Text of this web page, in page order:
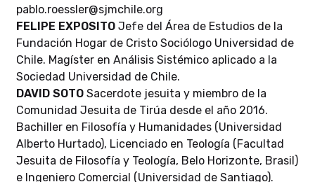
pablo.roessler@sjmchile.org
FELIPE EXPOSITO Jefe del Área de Estudios de la
Fundación Hogar de Cristo Sociólogo Universidad de
Chile. Magíster en Análisis Sistémico aplicado a la
Sociedad Universidad de Chile.
DAVID SOTO Sacerdote jesuita y miembro de la
Comunidad Jesuita de Tirúa desde el año 2016.
Bachiller en Filosofía y Humanidades (Universidad
Alberto Hurtado), Licenciado en Teología (Facultad
Jesuita de Filosofía y Teología, Belo Horizonte, Brasil)
e Ingeniero Comercial (Universidad de Santiago).